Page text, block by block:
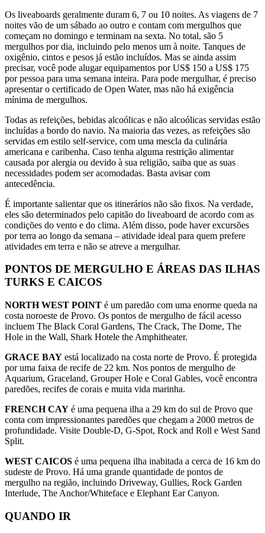
Os liveaboards geralmente duram 6, 7 ou 10 noites. As viagens de 7
noites vão de um sábado ao outro e contam com mergulhos que
começam no domingo e terminam na sexta. No total, são 5
mergulhos por dia, incluindo pelo menos um à noite. Tanques de
oxigênio, cintos e pesos já estão incluídos. Mas se ainda assim
precisar, você pode alugar equipamentos por US$ 150 a US$ 175
por pessoa para uma semana inteira. Para pode mergulhar, é preciso
apresentar o certificado de Open Water, mas não há exigência
mínima de mergulhos.
Todas as refeições, bebidas alcoólicas e não alcoólicas servidas estão
incluídas a bordo do navio. Na maioria das vezes, as refeições são
servidas em estilo self-service, com uma mescla da culinária
americana e caribenha. Caso tenha alguma restrição alimentar
causada por alergia ou devido à sua religião, saiba que as suas
necessidades podem ser acomodadas. Basta avisar com
antecedência.
É importante salientar que os itinerários não são fixos. Na verdade,
eles são determinados pelo capitão do liveaboard de acordo com as
condições do vento e do clima. Além disso, pode haver excursões
por terra ao longo da semana – atividade ideal para quem prefere
atividades em terra e não se atreve a mergulhar.
PONTOS DE MERGULHO E ÁREAS DAS ILHAS
TURKS E CAICOS
NORTH WEST POINT é um paredão com uma enorme queda na
costa noroeste de Provo. Os pontos de mergulho de fácil acesso
incluem The Black Coral Gardens, The Crack, The Dome, The
Hole in the Wall, Shark Hotele the Amphitheater.
GRACE BAY está localizado na costa norte de Provo. É protegida
por uma faixa de recife de 22 km. Nos pontos de mergulho de
Aquarium, Graceland, Grouper Hole e Coral Gables, você encontra
paredões, recifes de corais e muita vida marinha.
FRENCH CAY é uma pequena ilha a 29 km do sul de Provo que
conta com impressionantes paredões que chegam a 2000 metros de
profundidade. Visite Double-D, G-Spot, Rock and Roll e West Sand
Split.
WEST CAICOS é uma pequena ilha inabitada a cerca de 16 km do
sudeste de Provo. Há uma grande quantidade de pontos de
mergulho na região, incluindo Driveway, Gullies, Rock Garden
Interlude, The Anchor/Whiteface e Elephant Ear Canyon.
QUANDO IR